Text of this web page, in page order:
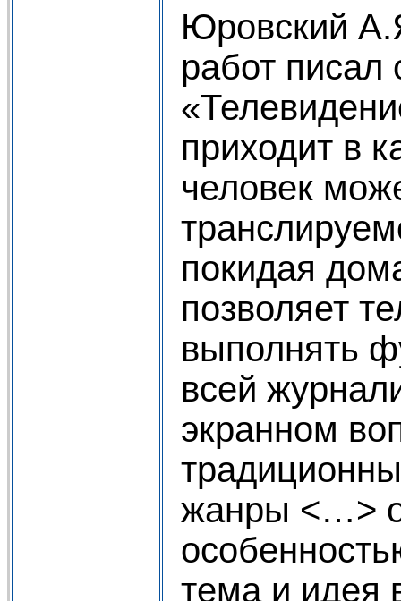
Юровский
работ писал
приходит в
человек
покидая
позволяет
выполнять
всей
экранном
жанры <…>
тема и идея